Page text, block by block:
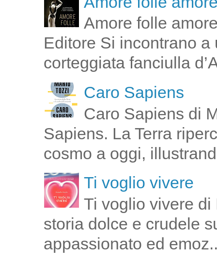
Amore folle
Editore Si incontrano
corteggiata fanciulla
Caro Sapiens
Caro Sapiens di
Sapiens. La Terra
cosmo a oggi,
Ti voglio vivere
Ti voglio vivere
storia dolce e crudele
appassionato ed